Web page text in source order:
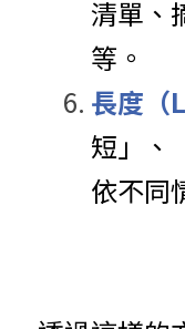
清單、
等。
長度（
短」、
依不同